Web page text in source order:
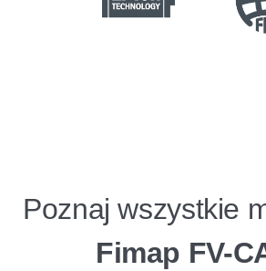
Poznaj wszystkie
Fimap FV-